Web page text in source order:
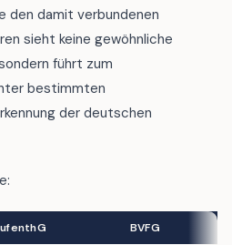
den damit verbundenen
sieht keine gewöhnliche
führt zum
bestimmten
der deutschen
BVFG